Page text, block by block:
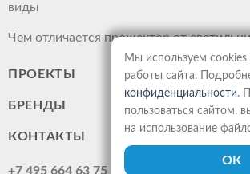
виды
Чем отличается прожектор от
ПРОЕКТЫ
БРЕНДЫ
КОНТАКТЫ
+7 495 664 63 75
Мы используем cookies
работы сайта.
конфиденциальности.
пользоваться сайтом,
на использование